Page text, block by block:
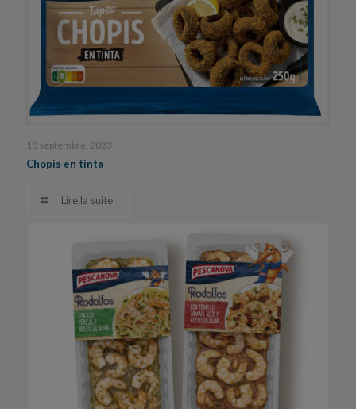
18 septembre, 2023
Chopis en tinta
Lire la suite